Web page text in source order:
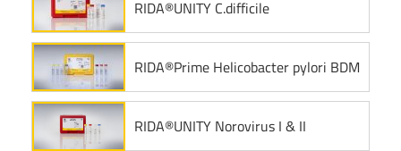
RIDA®UNITY C.difficile
RIDA®Prime Helicobacter pylori BDM
RIDA®UNITY Norovirus I & II